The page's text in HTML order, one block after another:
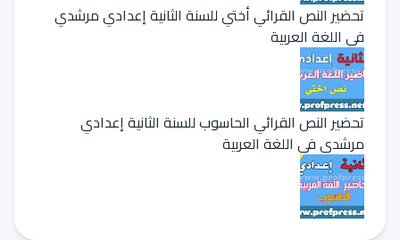
تحضير النص القرائي أختي للسنة الثانية إعدادي مرشدي
في اللغة العربية
تحضير النص القرائي الحاسوب للسنة الثانية إعدادي
مرشدي في اللغة العربية